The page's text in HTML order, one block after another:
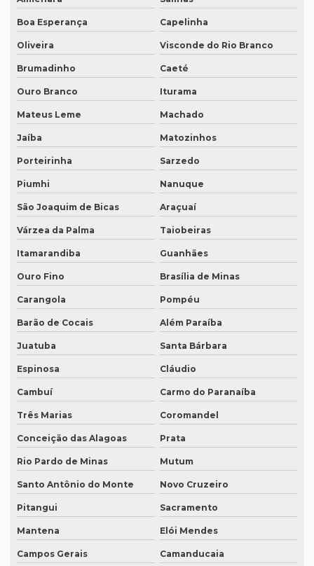
Empresa de tradução de textos
Empresa tradutora juramentada
Empresa tradutora juramentada em brasília
Empresa tradutora juramentada em recife
Empresa de tradutores juramentados
Empresa de tradutores juramentados em fortaleza
Empresa de transcrição de audio
Empresas especializadas em tradução
Empresas que fazem tradução
Empresas que fazem tradução juramentada
Empresas que fazem tradução técnica
Empresas que prestam serviço de tradução
Empresas de tradução de artigos científicos em inglês
Empresas de tradução em curitiba
Empresas de tradução online
Empresas de transcrição
Empresas de transcrição de áudio para -texto
Equipamento para tradução simultanea
Equipamento de tradução simultânea portátil
Equipamento tradução simultanea preço
Equipamentos para interpretação simultânea
Boa Esperança Capelinha
Oliveira Visconde do Rio Branco
Brumadinho Caeté
Ouro Branco Iturama
Mateus Leme Machado
Jaíba Matozinhos
Porteirinha Sarzedo
Piumhi Nanuque
São Joaquim de Bicas Araçuaí
Várzea da Palma Taiobeiras
Itamarandiba Guanhães
Ouro Fino Brasília de Minas
Carangola Pompéu
Barão de Cocais Além Paraíba
Juatuba Santa Bárbara
Espinosa Cláudio
Cambuí Carmo do Paranaíba
Três Marias Coromandel
Conceição das Alagoas Prata
Rio Pardo de Minas Mutum
Santo Antônio do Monte Novo Cruzeiro
Pitangui Sacramento
Mantena Elói Mendes
Campos Gerais Camanducaia